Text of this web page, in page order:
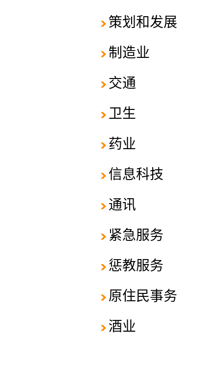
策划和发展
制造业
交通
卫生
药业
信息科技
通讯
紧急服务
惩教服务
原住民事务
酒业